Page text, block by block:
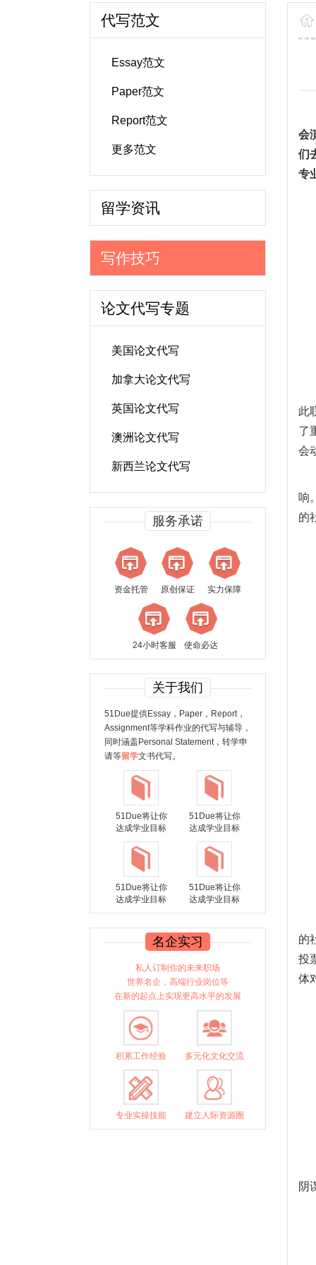
代写范文
Essay范文
Paper范文
Report范文
更多范文
留学资讯
写作技巧
论文代写专题
美国论文代写
加拿大论文代写
英国论文代写
澳洲论文代写
新西兰论文代写
服务承诺
资金托管 原创保证 实力保障
24小时客服 使命必达
关于我们
51Due提供Essay，Paper，Report，
Assignment等学科作业的代写与辅导，
同时涵盖Personal Statement，转学申
请等留学文书代写。
51Due将让你
达成学业目标
51Due将让你
达成学业目标
51Due将让你
达成学业目标
51Due将让你
达成学业目标
名企实习
私人订制你的未来职场
世界名企，高端行业岗位等
在新的起点上实现更高水平的发展
积累工作经验 多元化文化交流
专业实操技能 建立人际资源圈
会
们
专
此
了
会
响
的
的
投
体
阴